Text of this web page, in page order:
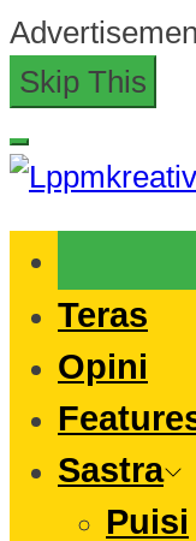
Skip
to
content
Skip This
Teras
Opini
Sastra
Puisi